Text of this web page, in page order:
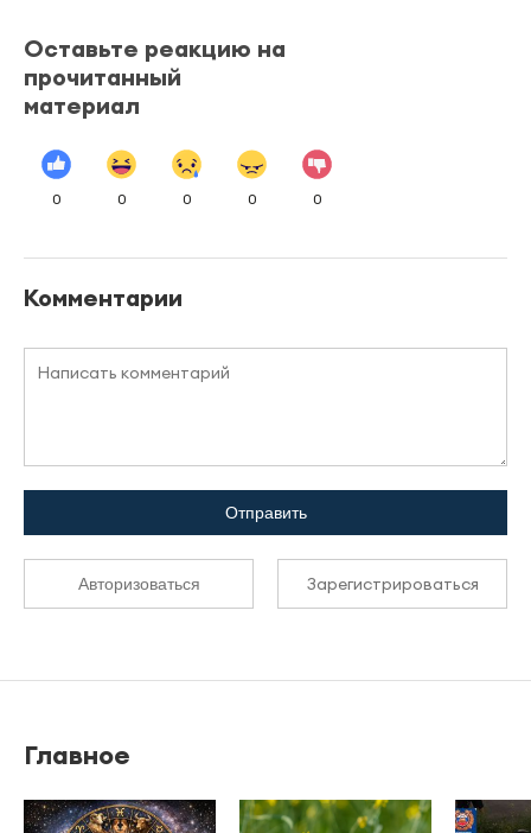
Оставьте реакцию на
прочитанный
материал
0 0 0 0 0
Комментарии
Отправить
Авторизоваться Зарегистрироваться
Главное